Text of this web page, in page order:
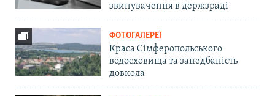
звинувачення в держзраді
ФОТОГАЛЕРЕЇ
Краса Сімферопольського
водосховища та занедбаність
довкола